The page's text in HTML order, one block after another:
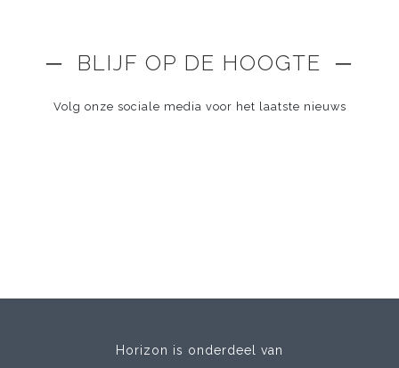
─ BLIJF OP DE HOOGTE ─
Volg onze sociale media voor het laatste nieuws
Horizon is onderdeel van